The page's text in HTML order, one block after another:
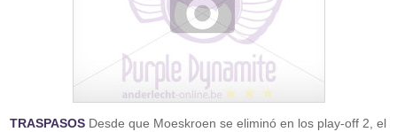
TRASPASOS Desde que Moeskroen se eliminó en los play-off 2, el